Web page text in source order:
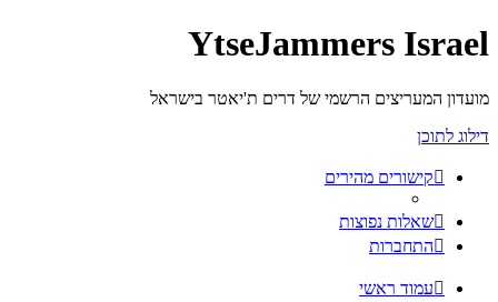
YtseJammers Israel
מועדון המעריצים הרשמי של דרים ת'יאטר בישראל
דילוג לתוכן
קישורים מהירים
שאלות נפוצות
התחברות
עמוד ראשי